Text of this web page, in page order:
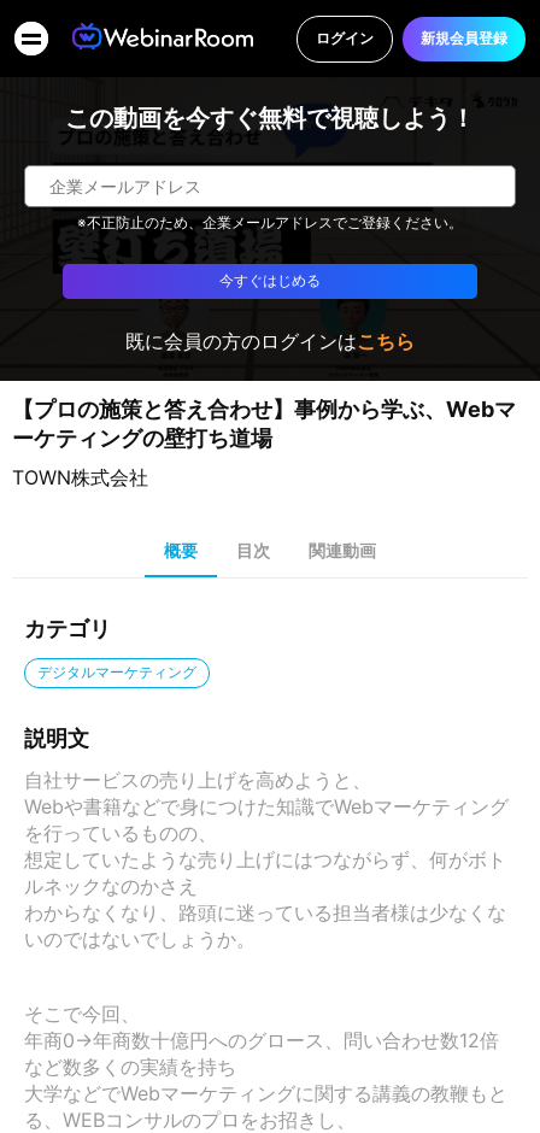
ログイン 新規会員登録
この動画を今すぐ無料で視聴しよう！
※不正防止のため、企業メールアドレスでご登録ください。
今すぐはじめる
既に会員の方のログインはこちら
【プロの施策と答え合わせ】事例から学ぶ、Webマ
ーケティングの壁打ち道場
TOWN株式会社
概要 目次 関連動画
カテゴリ
デジタルマーケティング
説明文
自社サービスの売り上げを高めようと、
Webや書籍などで身につけた知識でWebマーケティング
を行っているものの、
想定していたような売り上げにはつながらず、何がボト
ルネックなのかさえ
わからなくなり、路頭に迷っている担当者様は少なくな
いのではないでしょうか。
そこで今回、
年商0→年商数十億円へのグロース、問い合わせ数12倍
など数多くの実績を持ち
大学などでWebマーケティングに関する講義の教鞭もと
る、WEBコンサルのプロをお招きし、